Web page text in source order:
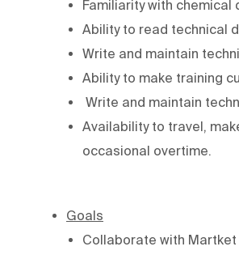
Familiarity with chemical
Ability to read technical
Write and maintain
Ability to make training
Write and maintain
Availability to travel,
occasional overtime.
Goals
Collaborate with